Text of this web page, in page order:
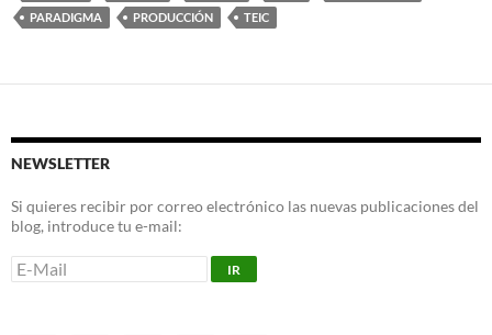
PARADIGMA
PRODUCCIÓN TEIC
NEWSLETTER
Si quieres recibir por correo electrónico las nuevas publicaciones del
blog, introduce tu e-mail: